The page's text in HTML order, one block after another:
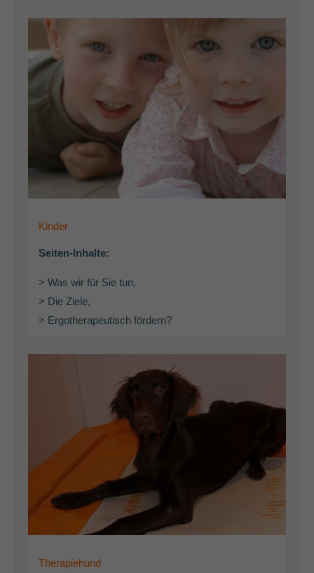
Kinder
Seiten-Inhalte:
> Was wir für Sie tun,
> Die Ziele,
> Ergotherapeutisch fördern?
Therapiehund